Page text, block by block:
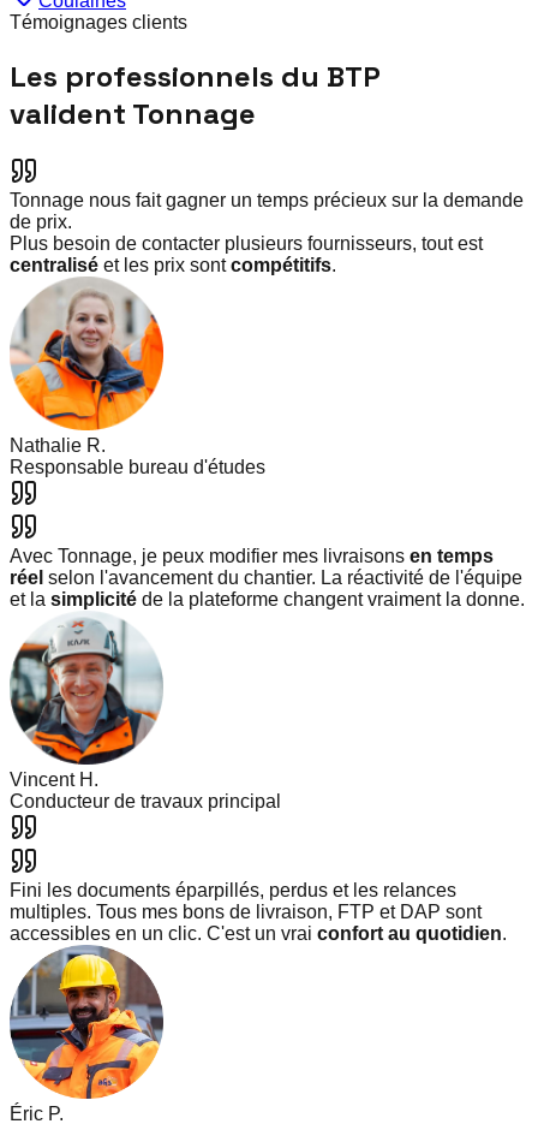
Témoignages clients
Les professionnels du BTP
valident Tonnage
Tonnage nous fait gagner un temps précieux sur la demande
de prix.
Plus besoin de contacter plusieurs fournisseurs, tout est
centralisé et les prix sontcompétitifs.
Nathalie R.
Responsable bureau d'études
Avec Tonnage, je peux modifier mes livraisons en temps
réel selon l'avancement du chantier. La réactivité de l'équipe
et la simplicité de la plateforme changent vraiment la donne.
Vincent H.
Conducteur de travaux principal
Fini les documents éparpillés, perdus et les relances
multiples. Tous mes bons de livraison, FTP et DAP sont
accessibles en un clic. C'est un vrai confort au quotidien.
Éric P.